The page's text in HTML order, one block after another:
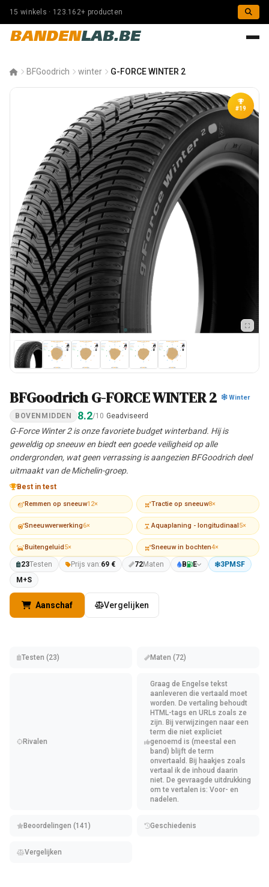
15 winkels · 123.162+ producten
BANDENLAB.BE
BFGoodrich winter G-FORCE WINTER 2
#19
BFGoodrich G-FORCE WINTER 2 Winter
BOVENMIDDEN 8.2/10 Geadviseerd
G-Force Winter 2 is onze favoriete budget winterband. Hij is
geweldig op sneeuw en biedt een goede veiligheid op alle
ondergronden, wat geen verrassing is aangezien BFGoodrich deel
uitmaakt van de Michelin-groep.
Best in test
Remmen op sneeuw12× Tractie op sneeuw8×
Sneeuwverwerking6× Aquaplaning - longitudinaal5×
Buitengeluid5× Sneeuw in bochten4×
23Testen Prijs van:69 € 72Maten B E
3PMSF
M+S
Aanschaf Vergelijken
Testen (23) Maten (72)
Rivalen
Graag de Engelse tekst
aanleveren die vertaald moet
worden. De vertaling behoudt
HTML-tags en URLs zoals ze
zijn. Bij verwijzingen naar een
term die niet expliciet
genoemd is (meestal een
band) blijft de term
onvertaald. Bij haakjes zoals
vertaal ik de inhoud daarin
niet. De gevraagde uitdrukking
om te vertalen is: Voor- en
nadelen.
Beoordelingen (141) Geschiedenis
Vergelijken